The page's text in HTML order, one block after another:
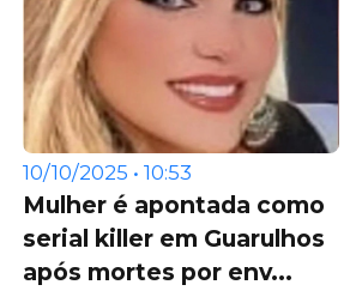
10/10/2025 • 10:53
Mulher é apontada como
serial killer em Guarulhos
após mortes por env...